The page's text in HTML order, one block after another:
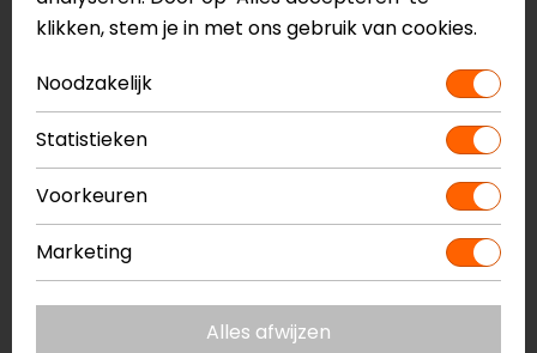
Systeemhelm vs integraalhelm: wat
is de beste keuze?
Lees meer...
Bekijk alle blogs >
klikken, stem je in met ons gebruik van cookies.
Noodzakelijk
Statistieken
Voorkeuren
Marketing
Alles afwijzen